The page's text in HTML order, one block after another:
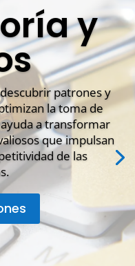
y
patrones y
la toma de
a transformar
que impulsan
de las